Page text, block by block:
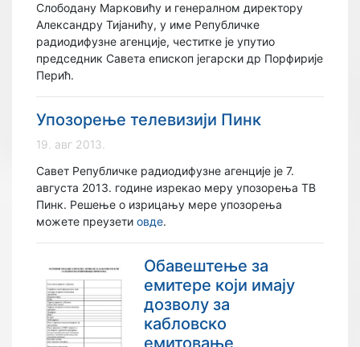
Слободану Марковићу и генералном директору
Александру Тијанићу, у име Републичке
радиодифузне агенције, честитке је упутио
председник Савета епископ јегарски др Порфирије
Перић.
Упозорење телевизији Пинк
19. авг 2013.
Савет Републичке радиодифузне агенције је 7.
августа 2013. године изрекао меру упозорења ТВ
Пинк. Решење о изрицању мере упозорења
можете преузети овде.
Обавештење за
емитере који имају
дозволу за
кабловско
емитовање